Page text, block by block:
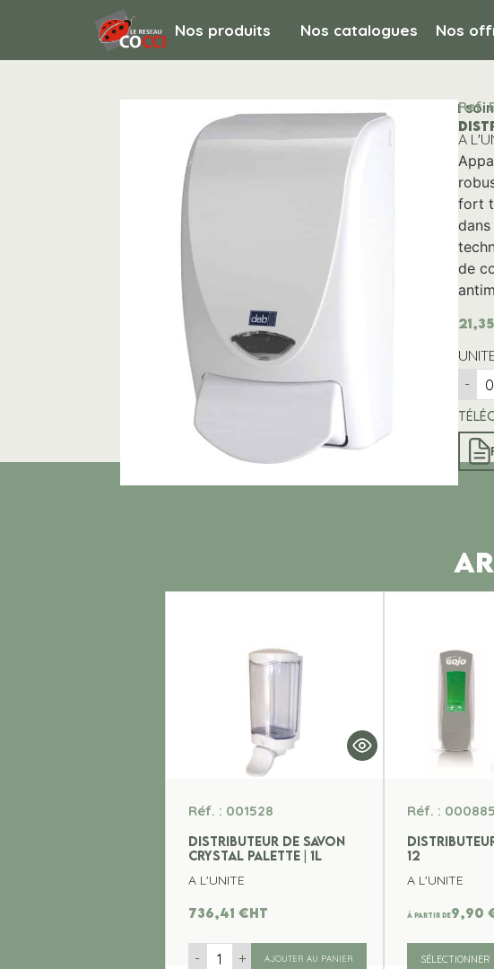
Nos produits Nos catalogues Nos
HYGIENE ET ENTRETIEN / Lavage, désinfection et
Ref.
A
fort
de
21,35
-
Réf. : 001528
DISTRIBUTEUR DE SAVON
CRYSTAL PALETTE | 1L
A L'UNITE
736,41€ht
- + AJOUTER AU PANIER
Réf. : 000885
12
A L'UNITE
À partir de9,90